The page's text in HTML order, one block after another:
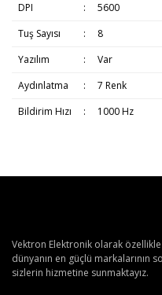
DPI :
5600
Tuş Sayısı
:
8
Yazılım
:
Var
Aydınlatma
:
7 Renk
Bildirim Hızı
: 1000 Hz
Vektron Elektronik olarak
dünyanın en güçlü
sizlerin hizmetine sunmaktayız.